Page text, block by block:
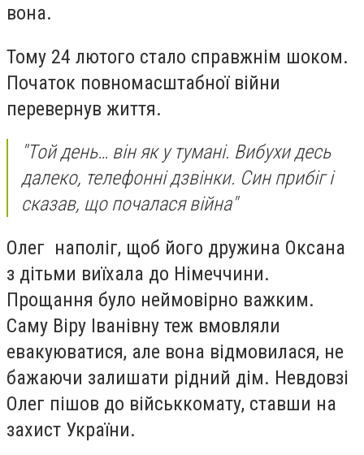
вона.
Тому 24 лютого стало справжнім шоком.
Початок повномасштабної війни
перевернув життя.
"Той день… він як у тумані. Вибухи десь
далеко, телефонні дзвінки. Син прибіг і
сказав, що почалася війна"
Олег наполіг, щоб його дружина Оксана
з дітьми виїхала до Німеччини.
Прощання було неймовірно важким.
Саму Віру Іванівну теж вмовляли
евакуюватися, але вона відмовилася, не
бажаючи залишати рідний дім. Невдовзі
Олег пішов до військкомату, ставши на
захист України.